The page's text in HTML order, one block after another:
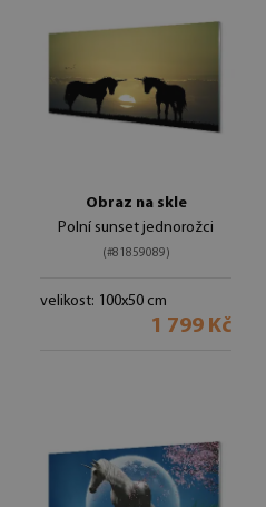
Obraz na skle
Polní sunset jednorožci
(#81859089)
velikost: 100x50 cm
1 799 Kč